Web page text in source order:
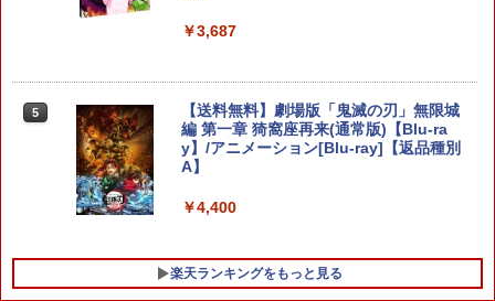
￥8,118
置台 [コクピット レースゲーム]
￥5,280
スイッチ2かわいい Nintendo 対応 スイ
ッチ スイッチツー ニンテンドー カバー
ポーチ ストラップ 新型 ジョイコン ソフ
ト ケーブルなど 収納可能 クリスマス ギ
フト プレゼント 送料無料
￥2,880
￥3,687
5
【送料無料】劇場版「鬼滅の刃」無限城
編 第一章 猗窩座再来(通常版)【Blu-ra
y】/アニメーション[Blu-ray]【返品種別
A】
￥4,400
楽天ランキングをもっと見る